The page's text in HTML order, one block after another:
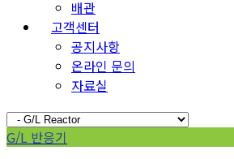
배관
고객센터
공지사항
온라인 문의
자료실
G/L 반응기